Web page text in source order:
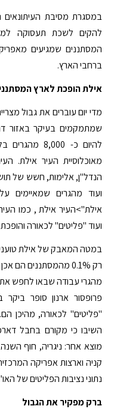
במסגרת מסיבת העיתונאים
להקים לשכת תעסוקה
המסתננים שמגיעים
ברחבי הארץ.
אילת הופכת לארץ
שמתמקמים בעיקר באזור
מאוכלוסיית העיר אילת.
הנדל"ן, אלימות, חשש של
ועוד מהגרים שמאיימים
אילת">העיר אילת , כמו
ועוד "פליטים" לכאורה
במטה המאבק של אילת
רק 0.1% מהמסתננים
מהגרי עבודה שבאו לחפש
מוצא אחר: ניגריה, חוף
קניה וארצות אפריקה
נתוני נציבות הפליטים של
ברק מפקיר את הגבול